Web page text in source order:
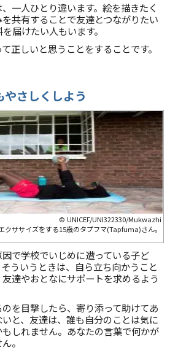
一人ひとり違います。絵を描きたく
共有することで友達とつながりたい
届けたい人もいます。
正しいと思うことをすることです。
さしくしよう
© UNICEF/UNI322330/Mukwazhi
クササイズをする15歳のタプフマ(Tapfuma)さん。
で学校でいじめに遭っている子ど
ういうときは、自ら立ち向かうこと
達やおとなにサポートを求めるよう
を目撃したら、寄り添って助けてあ
と、友達は、誰も自分のことは気に
しれません。あなたの言葉で何かが
。